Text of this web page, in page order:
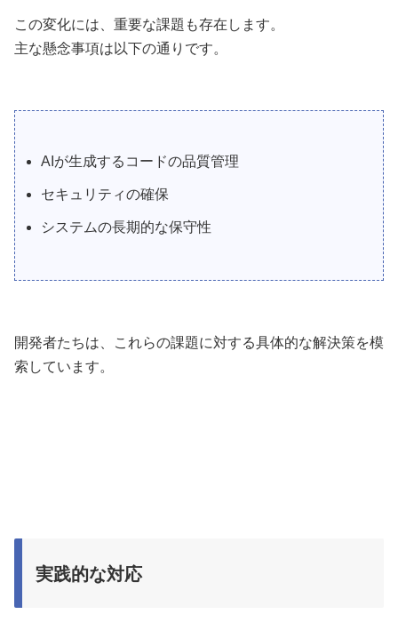
この変化には、重要な課題も存在します。
主な懸念事項は以下の通りです。
AIが生成するコードの品質管理
セキュリティの確保
システムの長期的な保守性
開発者たちは、これらの課題に対する具体的な解決策を模
索しています。
実践的な対応